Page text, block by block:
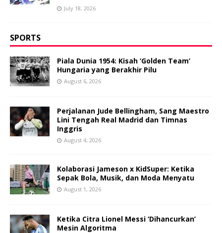
July 18, 2026
SPORTS
Piala Dunia 1954: Kisah ‘Golden Team’
Hungaria yang Berakhir Pilu
August 6, 2026
Perjalanan Jude Bellingham, Sang Maestro
Lini Tengah Real Madrid dan Timnas
Inggris
August 4, 2026
Kolaborasi Jameson x KidSuper: Ketika
Sepak Bola, Musik, dan Moda Menyatu
August 1, 2026
Ketika Citra Lionel Messi ‘Dihancurkan’
Mesin Algoritma